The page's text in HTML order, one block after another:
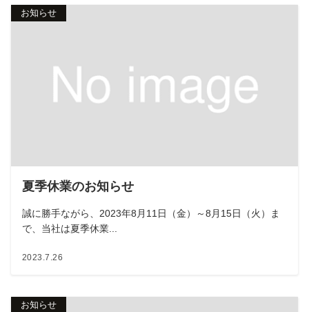
お知らせ
夏季休業のお知らせ
誠に勝手ながら、2023年8月11日（金）～8月15日（火）ま
で、当社は夏季休業...
2023.7.26
お知らせ